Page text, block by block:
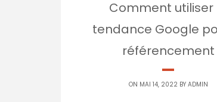
Comment utiliser
tendance Google
référencement
ON MAI 14, 2022 BY ADMIN